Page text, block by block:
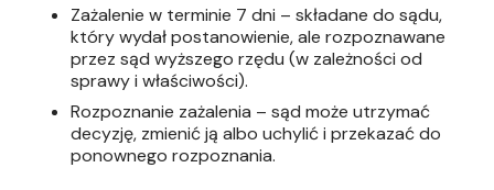
Zażalenie w terminie 7 dni – składane do sądu,
który wydał postanowienie, ale rozpoznawane
przez sąd wyższego rzędu (w zależności od
sprawy i właściwości).
Rozpoznanie zażalenia – sąd może utrzymać
decyzję, zmienić ją albo uchylić i przekazać do
ponownego rozpoznania.